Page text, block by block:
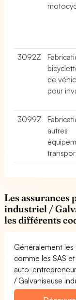
3092Z
de
pour
3099Z
autres
Les assurances
industriel /
les différents
Généralement les
comme les SAS
auto-
/ Galvaniseuse